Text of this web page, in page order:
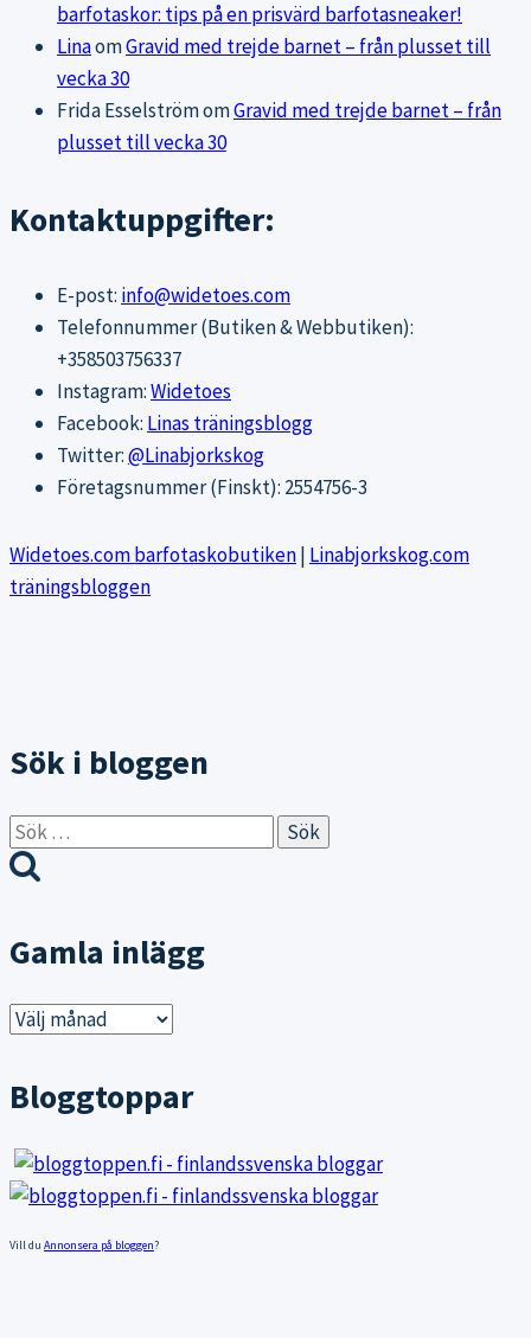
barfotaskor: tips på en prisvärd barfotasneaker!
LinaomGravid med trejde barnet – från plusset till
vecka 30
Frida EsselströmomGravid med trejde barnet – från
plusset till vecka 30
Kontaktuppgifter:
E-post: info@widetoes.com
Telefonnummer (Butiken & Webbutiken):
+358503756337
Instagram:Widetoes
Facebook: Linas träningsblogg
Twitter:@Linabjorkskog
Företagsnummer (Finskt): 2554756-3
Widetoes.com barfotaskobutiken| Linabjorkskog.com
träningsbloggen
Sök i bloggen
Sök
efter:
Gamla inlägg
Gamla
Bloggtoppar
Vill du Annonsera på bloggen?